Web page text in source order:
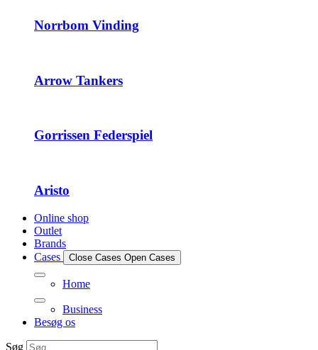
Norrbom Vinding
Arrow Tankers
Gorrissen Federspiel
Aristo
Online shop
Outlet
Brands
Cases
Close Cases Open Cases
Home
Business
Besøg os
Søg